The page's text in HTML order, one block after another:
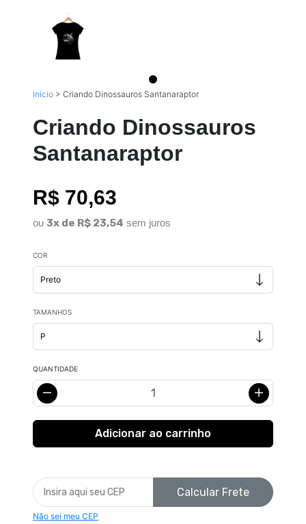
Início > Criando Dinossauros Santanaraptor
Criando Dinossauros
Santanaraptor
R$ 70,63
ou 3x de R$ 23,54 sem juros
COR
TAMANHOS
QUANTIDADE
Calcular Frete
Não sei meu CEP